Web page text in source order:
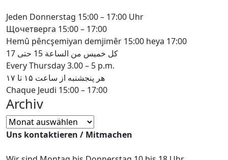
Jeden Donnerstag 15:00 – 17:00 Uhr
Щочетверга 15:00 – 17:00
Hemû pêncşemiyan demjimêr 15:00 heya 17:00
كل خميس من الساعة 15 حتى 17
Every Thursday 3.00 – 5 p.m.
هر پنجشنبه از ساعت ۱۵ تا ۱۷
Chaque Jeudi 15:00 – 17:00
Archiv
Archiv
Uns kontaktieren / Mitmachen